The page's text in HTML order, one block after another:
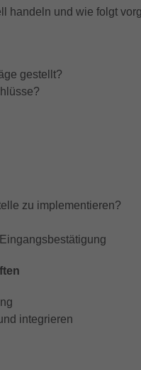
handeln und wie folgt
gestellt?
zu implementieren?
integrieren